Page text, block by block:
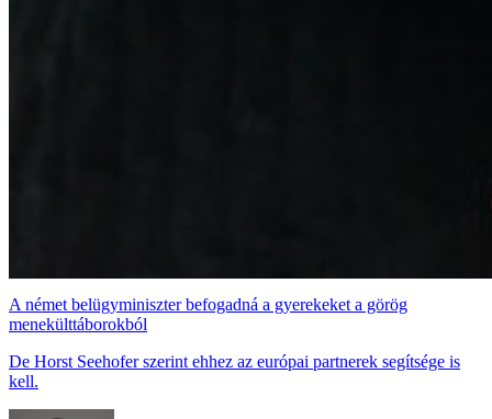
A német belügyminiszter befogadná a gyerekeket a görög
menekülttáborokból
De Horst Seehofer szerint ehhez az európai partnerek segítsége is
kell.